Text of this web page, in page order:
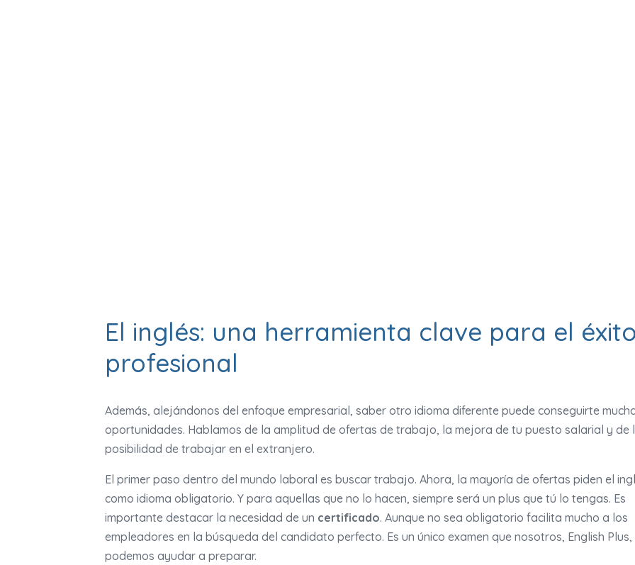
El inglés: una herramienta clave para el éxito
profesional
Además, alejándonos del enfoque empresarial, saber otro idioma diferente puede conseguirte
oportunidades. Hablamos de la amplitud de ofertas de trabajo, la mejora de tu puesto salarial y de
posibilidad de trabajar en el extranjero.
El primer paso dentro del mundo laboral es buscar trabajo. Ahora, la mayoría de ofertas piden el
como idioma obligatorio. Y para aquellas que no lo hacen, siempre será un plus que tú lo tengas. Es
importante destacar la necesidad de un certificado. Aunque no sea obligatorio facilita mucho a los
empleadores en la búsqueda del candidato perfecto. Es un único examen que nosotros, English
podemos ayudar a preparar.